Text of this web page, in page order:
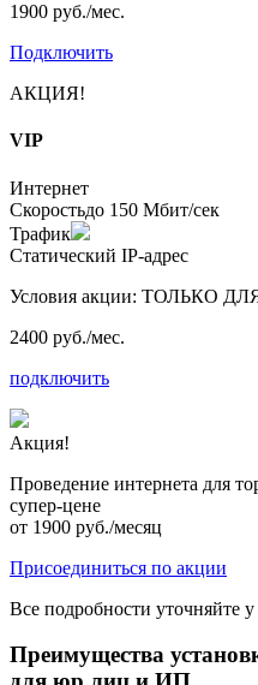
1900 руб./мес.
Подключить
АКЦИЯ!
VIP
Интернет
Скоростьдо 150 Мбит/сек
Трафик
Статический IP-адрес
Условия акции: ТОЛЬКО
2400 руб./мес.
подключить
Акция!
Проведение интернета для
супер-цене
от 1900 руб./месяц
Присоединиться по акции
Все подробности уточняйте у
Преимущества